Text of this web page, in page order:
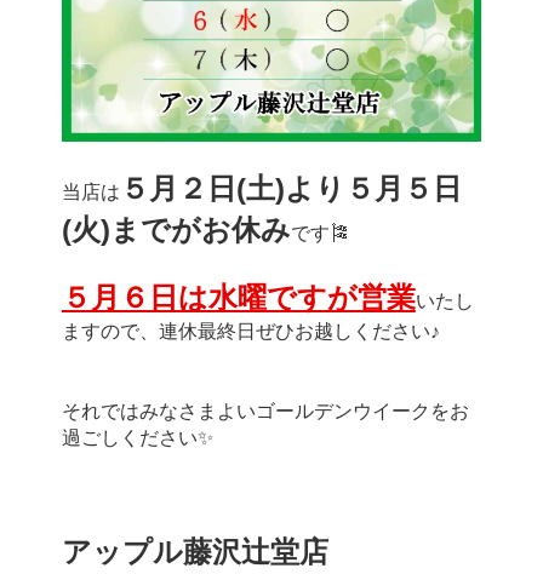
当店は ５月２日(土)より５月５日
(火)までがお休みです🎏
５月６日は水曜ですが営業いたし
ますので、連休最終日ぜひお越しください♪
それではみなさまよいゴールデンウイークをお
過ごしください✨
アップル藤沢辻堂店